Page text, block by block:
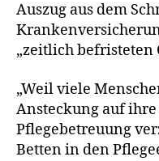
Auszug aus dem
„zeitlich befristeten
„Weil viele
Ansteckung auf
Pflegebetreuung
Betten in den